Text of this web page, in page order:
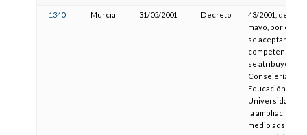
1340 Murcia 31/05/2001 Decreto
43/2001, de 31
mayo, por el que
se aceptan las
competencias y
se atribuyen a la
Consejería de
Educación y
Universidades a
la ampliación de
medio adscritos